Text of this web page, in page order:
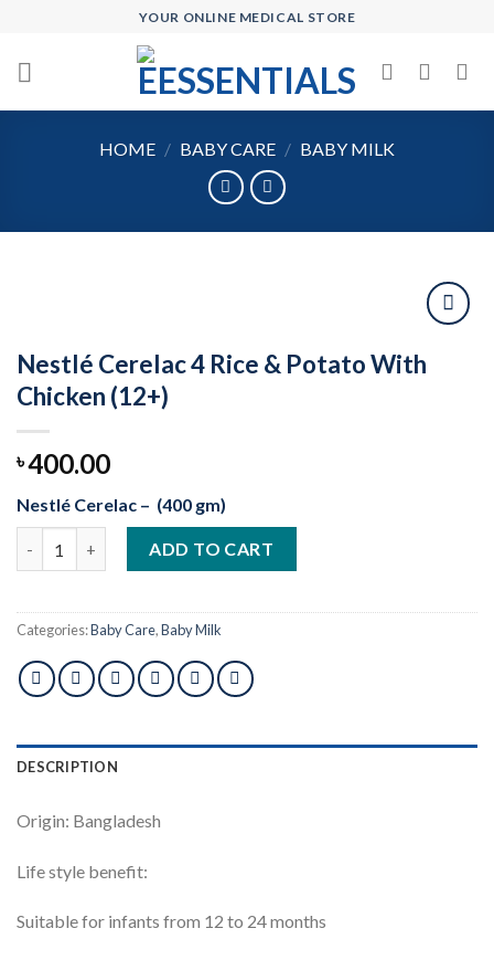
content
YOUR ONLINE MEDICAL STORE
HOME / BABY CARE / BABY MILK
Nestlé Cerelac 4 Rice & Potato With
Chicken (12+)
৳400.00
Nestlé Cerelac – (400 gm)
ADD TO CART
Categories:Baby Care,Baby Milk
DESCRIPTION
Origin: Bangladesh
Life style benefit:
Suitable for infants from 12 to 24 months